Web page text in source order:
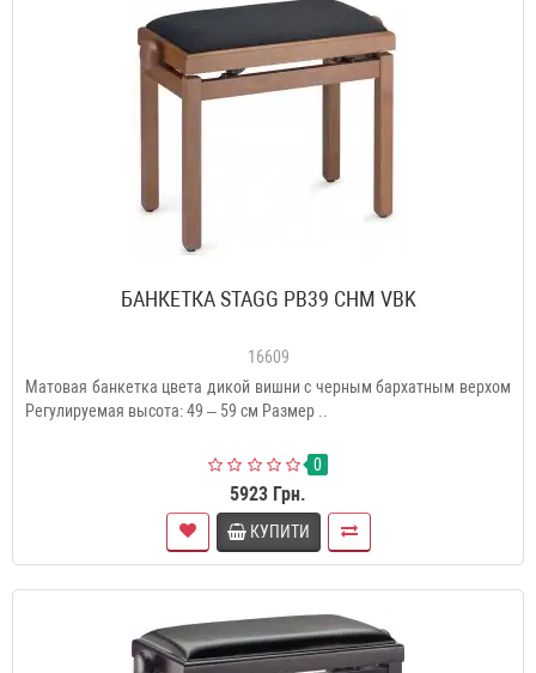
БАНКЕТКА STAGG PB39 CHM VBK
16609
Матовая банкетка цвета дикой вишни с черным бархатным верхом
Регулируемая высота: 49 – 59 см Размер ..
0
5923 Грн.
КУПИТИ